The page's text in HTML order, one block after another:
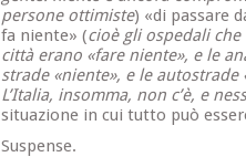
persone ottimiste) «di passare
fa niente» (cioè gli ospedali
città erano «fare niente», e le
strade «niente», e le autostrade
L’Italia, insomma, non c’è, e
situazione in cui tutto può
Suspense.